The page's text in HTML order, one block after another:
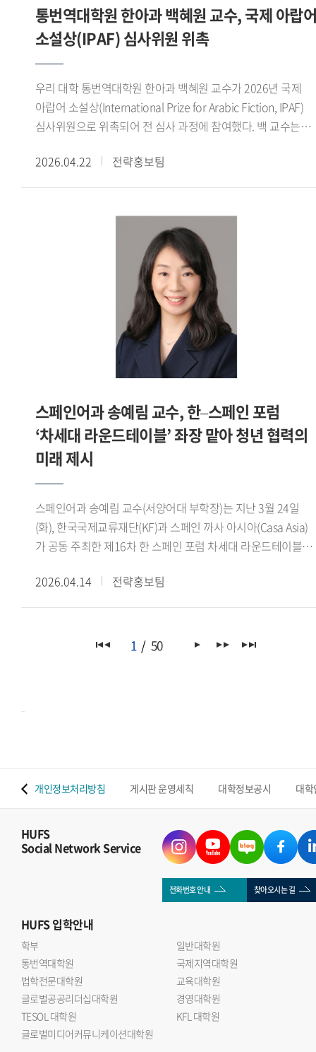
진행해 온 연구들을 종합하여 언어철학사 라는 보다 체계적인
저술로 정리하는 것도 중요한 목표 가운데 하나입니다. -
교수님은 평소 굵직한 미술대전에서 수상하는 등 미술 작업도
동아리에서 그림을 시작했으니 거의 45년 정도 작업해온
셈입니다. 솔직히 학부 재학시절에는 공부보다는 그림에
미쳐있다시피 했습니다. 방학이면 일주일 넘게 스케치 여행을
그렸습니다. 귀국 후에는 그림촌 졸업생들을 모아서 프러시안
블루 라는 모임을 만들어 해마다 인사동에서 그룹전을 하고
떠납니다. 들판을 거닐면서 작품구상을 하고, 연구논문 구상도
합니다. 임진강, 강화도, 교동도, 신도, 시도, 장봉도, 북한산
근처, 한강 어귀, 인천의 북성포구, 만석부두, 화수부두 등을
즐겨 찾으며 머릿속에 떠오르는 대로 작품을 구상합니다.
자유가 제 작업의 원천이지요. 그러다 8년 전
대한민국미술대전에서 입상하면서 공모전에 출품하기
시작했습니다. 지금까지 40여 회 정도 입상했네요. 그중
대한민국미술대전에서 처음 입상했던 대명포구 는 제 인생의
작품이라 생각됩니다. 학교에 기증해서 지금 백년관 로비에
2월 28일부로 그간의 교수직을 마무리했습니다. 명예교수로서
얼마간은 강의를 계속하고, 연구와 작업시간도 많이 가질
예정입니다. 저는 연구하다가 지치면 붓을 들고 작업을 합니다.
일생을 담은 마르틴 브레히트의 대작을 번역 중입니다.
언어철학사 는 조만간 고대 부분을 마무리 지어 저서로 펴낼
생각입니다. 돌아오는 4월경부터는 경인미술대전,
작업에 몰입할 작정입니다. 인생의 즐거움은 은퇴 이후라는
말이 있습니다. 저도 그 말처럼 한국외대와 함께한 긴 세월을
인터뷰는 아래 Global HUFS 봄호 E-book을 통해서도
선점하고, 주요 표준화 그룹 신설을 통한 오피니언 리더로
활동하며, 피지컬 AI 관련 핵심 기술 표준 개발을 통한
국제표준화 주도권 확보 및 한국의 영향력 확대를 추진한다.
국제 표준화 명장으로 활동하고 있으며, 인공지능과
통신네트워크의 융합을 통한 지능형 네트워크 표준화 부문에서
차세대 전문가 양성을 위한 멘토링과 국제표준화 대응 전략
통번역대학원 한아과 백혜원 교수, 국제 아랍
소설상(IPAF) 심사위원 위촉
우리 대학 통번역대학원 한아과 백혜원 교수가 2026년 국제
아랍어 소설상(International Prize for Arabic Fiction, IPAF)
심사위원으로 위촉되어 전 심사 과정에 참여했다. 백 교수는
기여했다.국제 아랍어 소설상은 아랍 부커상 으로 불리는
아랍권 최고 권위의 문학상으로, 지난 한 해 동안 아랍권에서
심사를 통해 수상작을 선정한다. 2026년 수상작은 알제리 작가
사이드 카띠비(Saeed Khatibi)의 『삶의 흐름을 거슬러
(Struggling Against the Current of Life)』로, 지난 4월 9일
비대면 방식으로 최종 발표 및 시상식이 진행됐다.이번 심사는
당초 아랍에미리트(UAE) 아부다비에서 개최될 예정이었으나,
중동 정세로 인해 비대면 생중계 방식으로 전환됐다. 전쟁과
폭력으로 혼란스러운 상황 속에서도 소설이 인간적 가치와
아름다움을 환기하고 미래를 모색하는 문화적 지적 논의의
장으로 기능한다는 점에서 이번 시상식은 더욱 큰 의미를 지닌
비아랍권 인사로 참여했으며, 한국 연구자가 IPAF
심사위원으로 선정된 것은 이번이 처음이다. 이를 통해
아랍문학에 대한 해석의 다양성이 확대되고, 아랍권 내 한국
연구자의 인지도 제고는 물론 국내 아랍어 연구자의 국제 무대
참여 기회 확대에도 기여할 것으로 기대된다.아울러 이번
위촉은 우리 대학 통번역대학원이 아랍어 및 통번역 분야에서
국제적 경쟁력을 갖춘 교육 연구 기관임을 보여주는 사례로,
향후 수상작의 한국어 번역과 국내 출판 가능성 확대에도
2026.04.22 전략홍보팀
스페인어과 송예림 교수, 한–스페인 포럼
‘차세대 라운드테이블’ 좌장 맡아 청년 협력의
미래 제시
스페인어과 송예림 교수(서양어대 부학장)는 지난 3월 24일
(화), 한국국제교류재단(KF)과 스페인 까사 아시아(Casa Asia)
가 공동 주최한 제16차 한 스페인 포럼 차세대 라운드테이블
정부, 학계, 경제계 인사들이 참여해 학술 연구 교류와 미래
전략 산업 분야 협력 방안을 논의하는 대표적인 양국 간 협력
마련되어, 양국 청년들이 디지털 시대 한 스페인 청년 협력과
노동시장 변화 속에서 요구되는 새로운 경력 모델을 중심으로
활발한 논의를 펼쳤다. 특히, 우리 대학 학부 및 대학원생들이
다수 선발되어 적극적으로 참여하며 국제 무대에서 존재감을
보였다.참가자들은 유학 및 해외 경험을 바탕으로 AI 시대에
필요한 역량과 기술 변화의 기회와 한계를 균형 있게
직업 구조 변화에 대한 우려가 제기되었으며, 청년 교류 확대를
등 구체적인 발전 과제도 도출되었다.좌장을 맡은 송예림
교수는 이번 라운드테이블은 양국 정부 기관이 청년 협력의
중요성에 주목하고 있음을 보여주는 자리 라며 디지털 전환과
AI 시대라는 변화 속에서 한국과 스페인의 청년들이 서로
소통하고 협력의 가능성을 모색했다는 점에서 큰 의의가 있다
고 밝혔다. 이어 이번 만남이 향후 지속적인 교류와 공동
프로젝트로 이어지는 출발점이 될 것 이라고 강조했다.한편,
2026.04.14 전략홍보팀
1 50
-
개인정보처리방침 게시판 운영세칙 대학정보공시 대
HUFS
Social Network Service
전화번호 안내 찾아오시는 길
HUFS입학안내
학부
일반대학원
통번역대학원
국제지역대학원
법학전문대학원
교육대학원
글로벌공공리더십대학원
경영대학원
TESOL 대학원
KFL 대학원
글로벌미디어커뮤니케이션대학원